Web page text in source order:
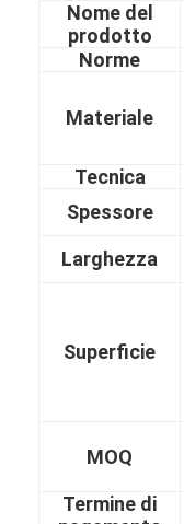
Nome del
prodotto
Norme
Materiale
Tecnica
Spessore
Larghezza
Superficie
MOQ
Termine di